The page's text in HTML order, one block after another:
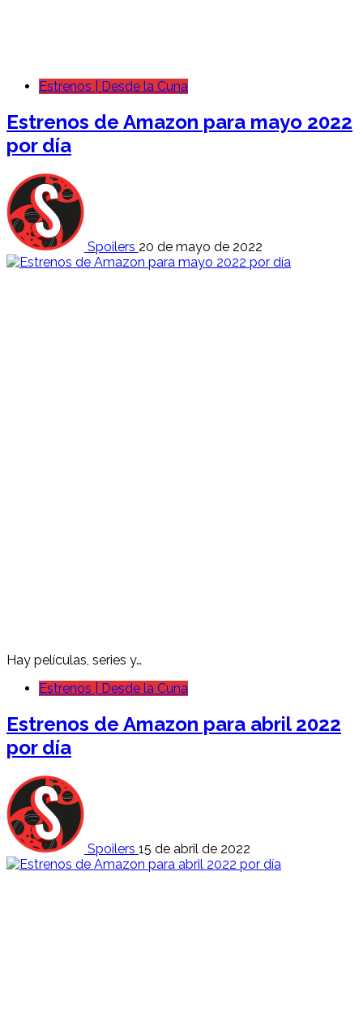
Estrenos | Desde la Cuna
Estrenos de Amazon para mayo 2022
por día
Spoilers 20 de mayo de 2022
Hay películas, series y…
Estrenos | Desde la Cuna
Estrenos de Amazon para abril 2022
por día
Spoilers 15 de abril de 2022